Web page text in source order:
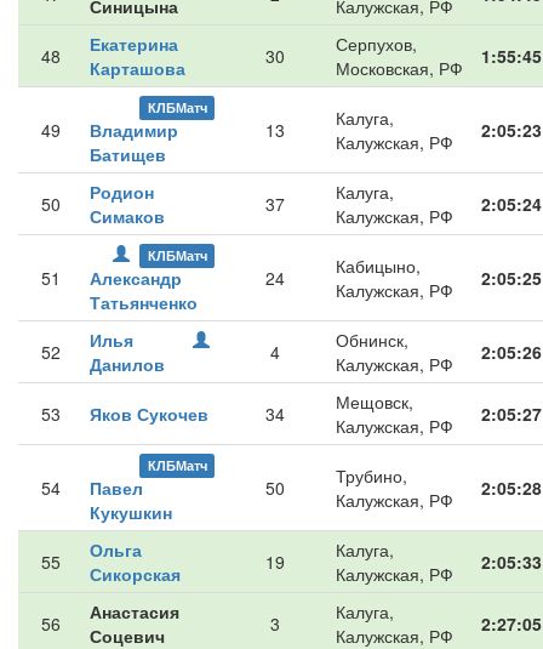
Синицына
Калужская, РФ
48
Екатерина
Карташова
30
Серпухов,
Московская, РФ
1:55:45
49
КЛБМатч
Владимир
Батищев
13
Калуга,
Калужская, РФ
2:05:23
50
Родион
Симаков
37
Калуга,
Калужская, РФ
2:05:24
51
КЛБМатч
Александр
Татьянченко
24
Кабицыно,
Калужская, РФ
2:05:25
52
Илья
Данилов
4
Обнинск,
Калужская, РФ
2:05:26
53 Яков Сукочев 34
Мещовск,
Калужская, РФ
2:05:27
54
КЛБМатч
Павел
Кукушкин
50
Трубино,
Калужская, РФ
2:05:28
55
Ольга
Сикорская
19
Калуга,
Калужская, РФ
2:05:33
56
Анастасия
Соцевич
3
Калуга,
Калужская, РФ
2:27:05